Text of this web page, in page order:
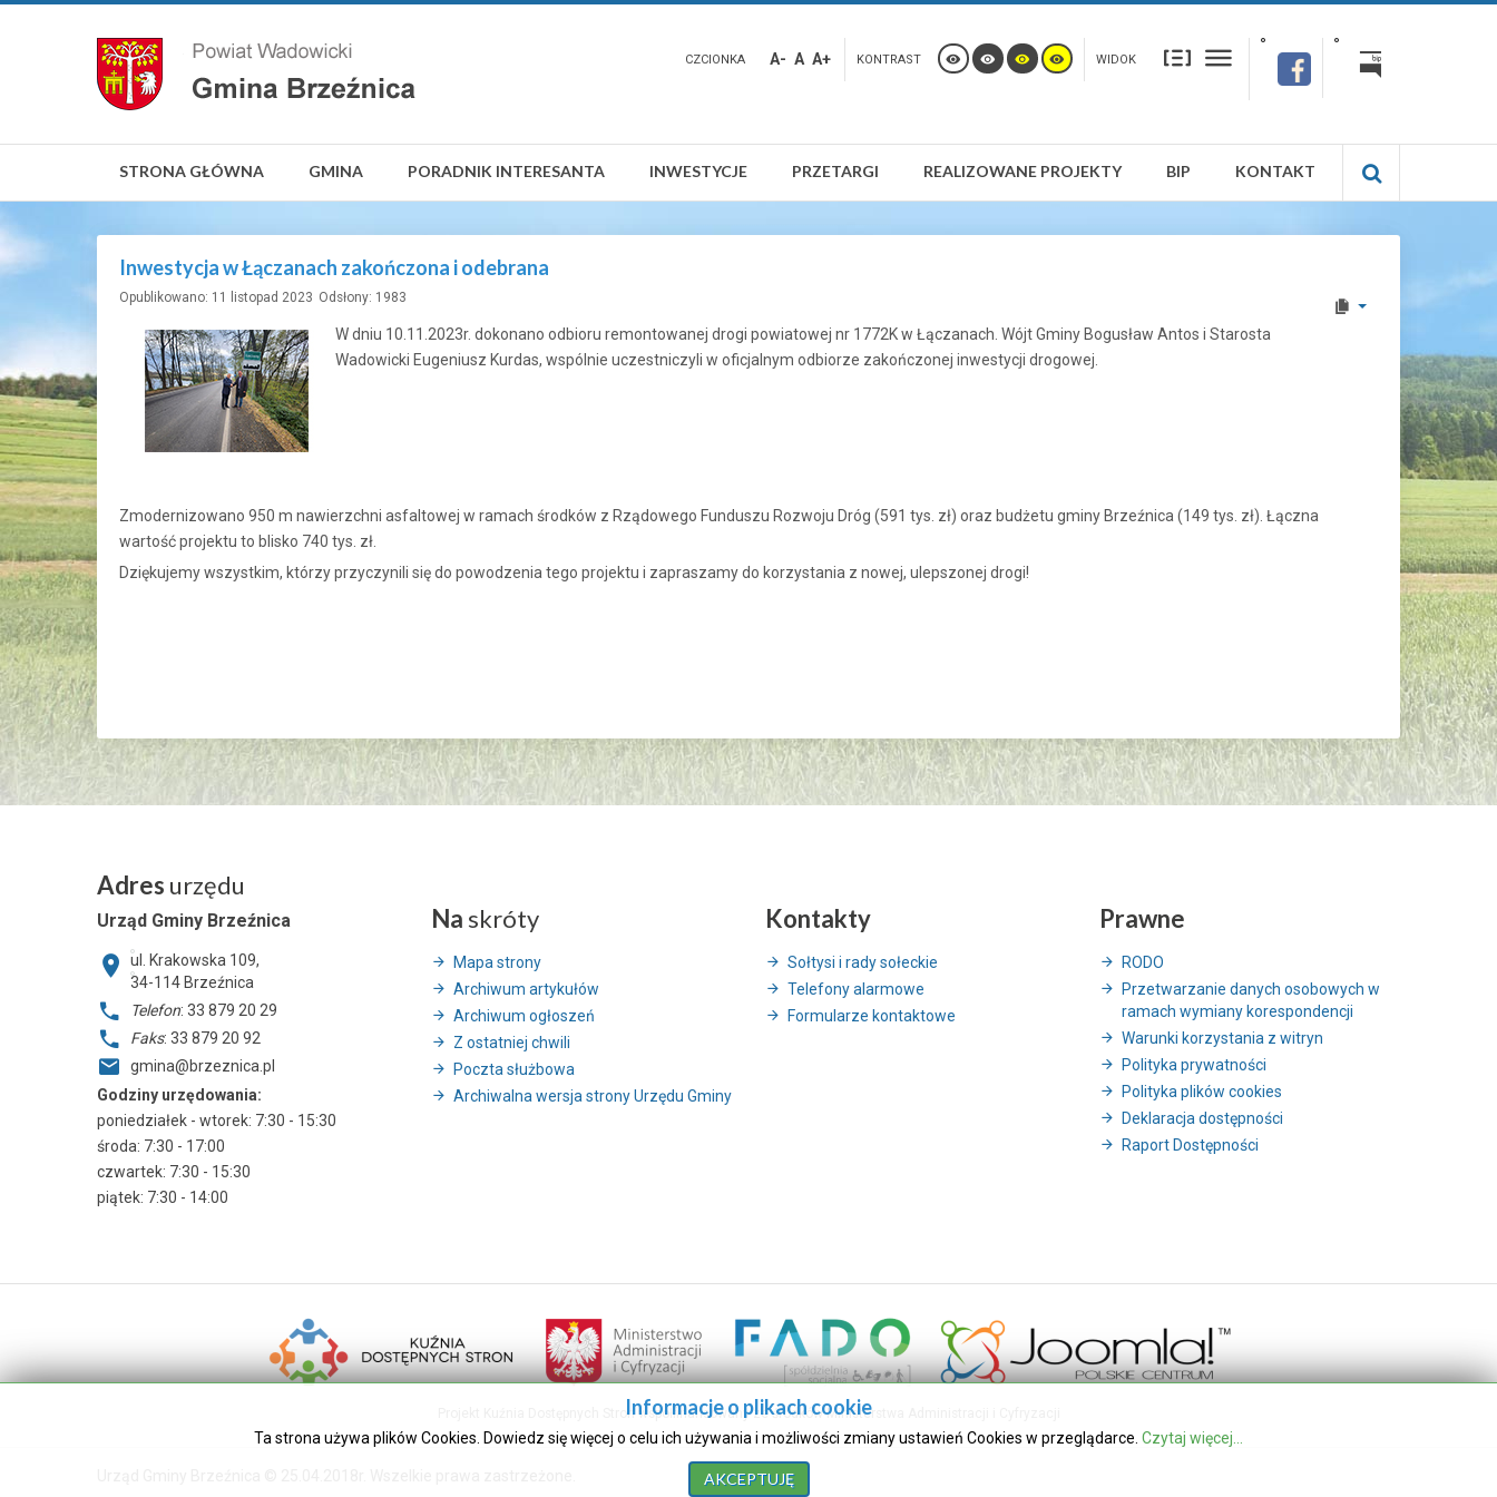
CZCIONKA A- A A+ KONTRAST WIDOK
STRONA GŁÓWNA GMINA PORADNIK INTERESANTA INWESTYCJE PRZETARGI REALIZOWANE PROJEKTY BIP KONTAKT
Inwestycja w Łączanach zakończona i odebrana
Opublikowano: 11 listopad 2023 Odsłony: 1983
W dniu 10.11.2023r. dokonano odbioru remontowanej drogi powiatowej nr 1772K w Łączanach. Wójt Gminy Bogusław Antos i Starosta
Wadowicki Eugeniusz Kurdas, wspólnie uczestniczyli w oficjalnym odbiorze zakończonej inwestycji drogowej.
Zmodernizowano 950 m nawierzchni asfaltowej w ramach środków z Rządowego Funduszu Rozwoju Dróg (591 tys. zł) oraz budżetu gminy Brzeźnica (149 tys. zł). Łączna
wartość projektu to blisko 740 tys. zł.
Dziękujemy wszystkim, którzy przyczynili się do powodzenia tego projektu i zapraszamy do korzystania z nowej, ulepszonej drogi!
Adres urzędu
Urząd Gminy Brzeźnica
ul. Krakowska 109,
34-114 Brzeźnica
Telefon: 33 879 20 29
Faks: 33 879 20 92
gmina@brzeznica.pl
Godziny urzędowania:
poniedziałek - wtorek: 7:30 - 15:30
środa: 7:30 - 17:00
czwartek: 7:30 - 15:30
piątek: 7:30 - 14:00
Na skróty
Mapa strony
Archiwum artykułów
Archiwum ogłoszeń
Z ostatniej chwili
Poczta służbowa
Archiwalna wersja strony Urzędu Gminy
Kontakty
Sołtysi i rady sołeckie
Telefony alarmowe
Formularze kontaktowe
Prawne
RODO
Przetwarzanie danych osobowych w
ramach wymiany korespondencji
Warunki korzystania z witryn
Polityka prywatności
Polityka plików cookies
Deklaracja dostępności
Raport Dostępności
Projekt Kuźnia Dostępnych Stron współfinansowany ze środków Ministerstwa Administracji i Cyfryzacji
Informacje o plikach cookie
Ta strona używa plików Cookies. Dowiedz się więcej o celu ich używania i możliwości zmiany ustawień Cookies w przeglądarce. Czytaj więcej...
AKCEPTUJĘ